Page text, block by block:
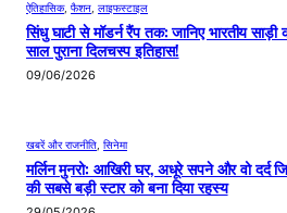
ऐतिहासिक, फैशन लाइफस्टाइल
सिंधु घाटी से मॉडर्न रैंप तक: जानिए भारतीय साड़ी
साल पुराना दिलचस्प इतिहास!
09/06/2026
खबरें और राजनीति सिनेमा
मर्लिन मुनरो: आखिरी घर, अधूरे सपने और वो दर्द
की सबसे बड़ी स्टार को बना दिया रहस्य